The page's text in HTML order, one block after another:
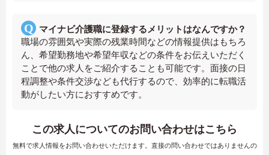
マイナビ介護職に登録するメリットはなんですか？
職場の雰囲気や実際の残業時間などの情報提供はもちろ
ん、希望勤務地や希望年収などの条件をお伝えいただく
ことで他の求人をご紹介することも可能です。面接の日
程調整や条件交渉なども代行するので、効率的に転職活
動がしたい方におすすめです。
この求人についてのお問い合わせはこちら
無料で求人情報をお問い合わせいただけます。直接の問い合わせではありませんの